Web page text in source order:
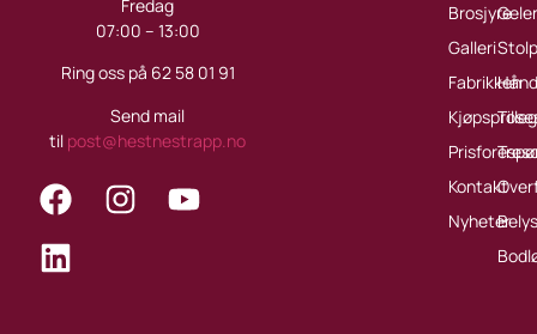
Fredag
07:00 – 13:00
Ring oss på 62 58 01 91
Send mail
til post@hestnestrapp.no
Brosjyre
Galleri
Fabrikken
Kontakt
Nyheter